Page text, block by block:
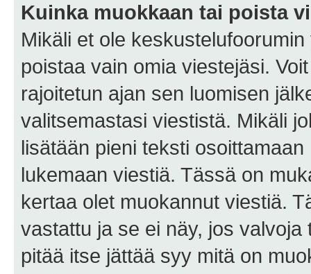
Kuinka muokkaan tai poista
Mikäli et ole
poistaa vain omia viestejäsi.
rajoitetun ajan sen luomisen
valitsemastasi viestistä. Mikäli
lisätään pieni teksti
lukemaan viestiä. Tässä on
kertaa olet muokannut viestiä.
vastattu ja se ei näy, jos
pitää itse jättää syy mitä on